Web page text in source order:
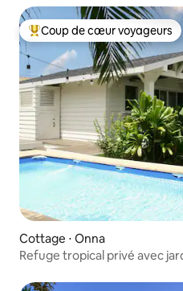
Coups de cœur voyageurs
Coup de cœur voyageurs
Cottage ⋅ Onna
Refuge tropical privé avec